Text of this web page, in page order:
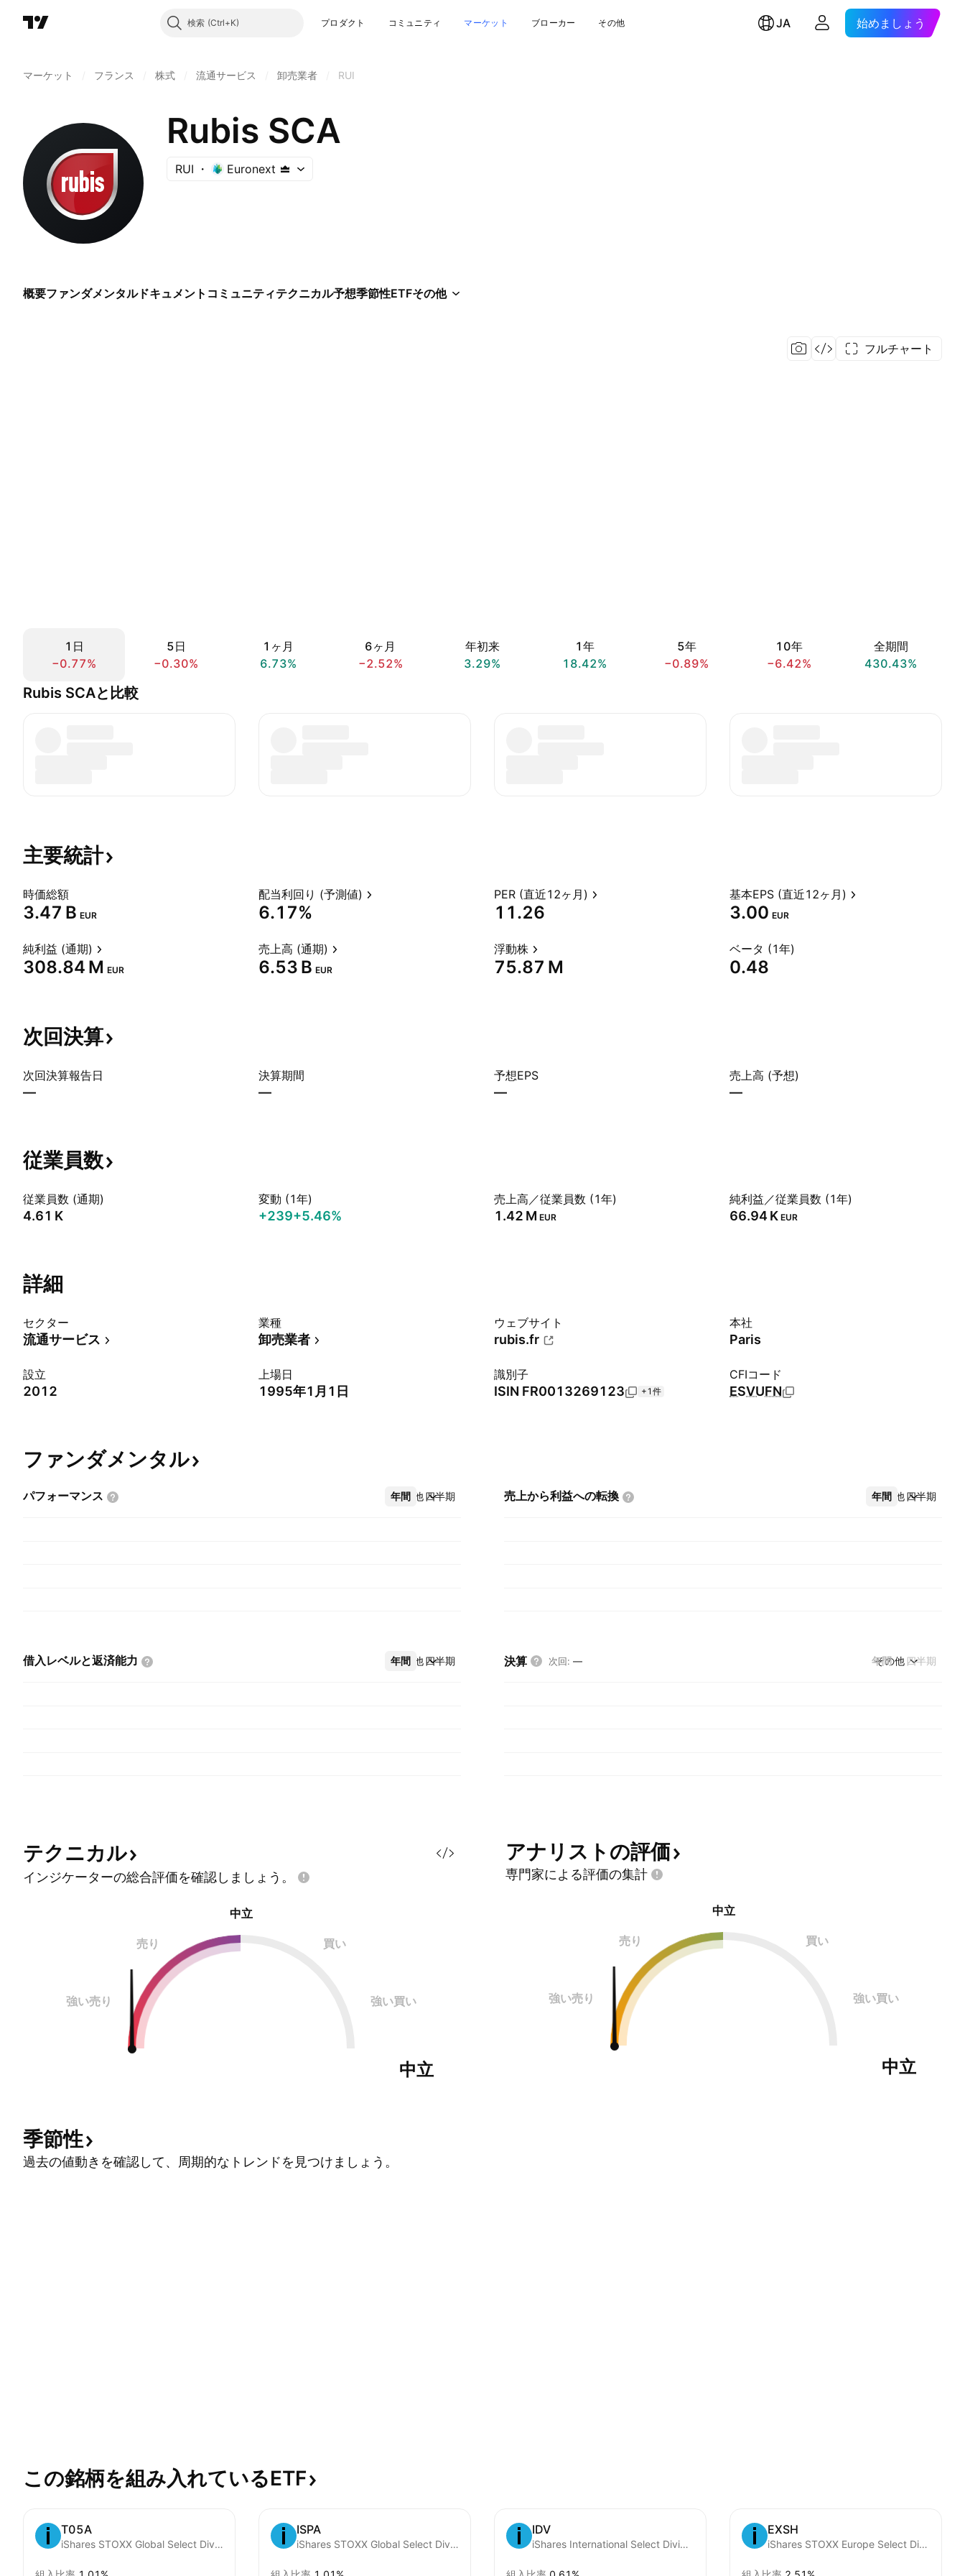
検索 プロダクト コミュニティ マーケット ブローカー その他 JA 始めましょう
マーケット フランス 株式 流通サービス 卸売業者 RUI
Rubis SCA
RUI Euronext
概要ファンダメンタルドキュメント コミュニティテクニカル予想季節性ETFその他
フルチャート
1日
−0.77%
5日
−0.30%
1ヶ月
6.73%
6ヶ月
−2.52%
年初来
3.29%
1年
18.42%
5年
−0.89%
10年
−6.42%
全期間
430.43%
Rubis SCAと比較
主要統計
時価総額
‪3.47 B‬ EUR
配当利回り (予測値)
6.17%
PER (直近12ヶ月)
11.26
基本EPS (直近12ヶ月)
3.00 EUR
純利益 (通期)
‪308.84 M‬ EUR
売上高 (通期)
‪6.53 B‬ EUR
浮動株
‪75.87 M‬
ベータ (1年)
0.48
次回決算
次回決算報告日
—
決算期間
—
予想EPS
—
売上高 (予想)
—
従業員数
従業員数 (通期)
‪4.61 K‬
変動 (1年)
+239+5.46%
売上高／従業員数 (1年)
‪1.42 M‬ EUR
純利益／従業員数 (1年)
‪66.94 K‬ EUR
詳細
セクター
流通サービス
業種
卸売業者
ウェブサイト
rubis.fr
本社
Paris
設立
2012
上場日
1995年1月1日
識別子
ISIN FR0013269123 +1件
CFIコード
ESVUFN
ファンダメンタル
パフォーマンス 年間 四半期
その他 売上から利益への転換 年間 四半期
その他
借入レベルと返済能力 年間 四半期
その他 決算 次回: — 年間 四半期
その他
テクニカル
インジケーターの総合評価を確認しましょう。
中立
売り 買い
強い売り 強い買い
中立
アナリストの評価
専門家による評価の集計
中立
売り 買い
強い売り 強い買い
中立
季節性
過去の値動きを確認して、周期的なトレンドを見つけましょう。
この銘柄を組み入れているETF
T05A
iShares STOXX Global Select Dividend 100 UCITS ETF (DE) Accumulating Units -EUR Hedged (Acc)-
ISPA
iShares STOXX Global Select Dividend 100 UCITS ETF (DE)
IDV
iShares International Select Dividend ETF
EXSH
iShares STOXX Europe Select Dividend 30 UCITS ETF (DE)